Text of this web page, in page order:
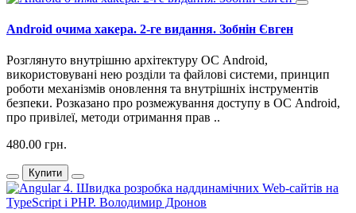
Android очима хакера. 2-ге видання. Зобнін Євген
Розглянуто внутрішню архітектуру ОС Android,
використовувані нею розділи та файлові системи, принцип
роботи механізмів оновлення та внутрішніх інструментів
безпеки. Розказано про розмежування доступу в ОС Android,
про привілеї, методи отримання прав ..
480.00 грн.
Купити